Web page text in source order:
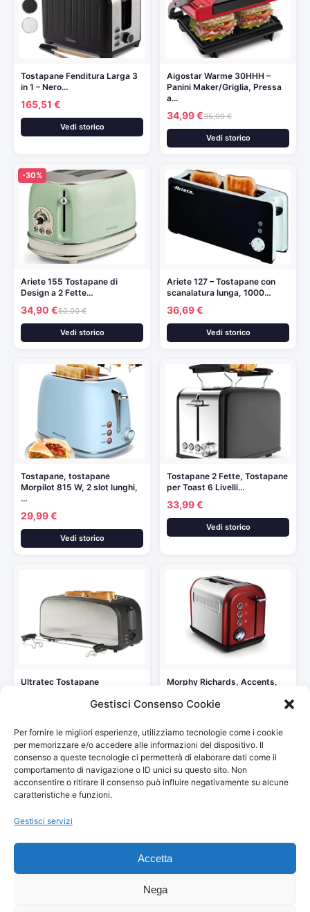
Gestisci Consenso Cookie
Per fornire le migliori esperienze, utilizziamo tecnologie come i cookie
per memorizzare e/o accedere alle informazioni del dispositivo. Il
consenso a queste tecnologie ci permetterà di elaborare dati come il
comportamento di navigazione o ID unici su questo sito. Non
acconsentire o ritirare il consenso può influire negativamente su alcune
caratteristiche e funzioni.
Gestisci servizi
Accetta
Nega
Tostapane Fenditura Larga 3
in 1 – Nero…
165,51 €
Vedi storico
Aigostar Warme 30HHH –
Panini Maker/Griglia, Pressa
a…
34,99 €35,99 €
Vedi storico
-30%
Ariete 155 Tostapane di
Design a 2 Fette…
34,90 €50,00 €
Vedi storico
Ariete 127 – Tostapane con
scanalatura lunga, 1000…
36,69 €
Vedi storico
Tostapane, tostapane
Morpilot 815 W, 2 slot lunghi,
…
29,99 €
Vedi storico
Tostapane 2 Fette, Tostapane
per Toast 6 Livelli…
33,99 €
Vedi storico
Ultratec Tostapane
1400 W, Nero/Argento
Vedi storico
Morphy Richards, Accents,
64,50 €
Vedi storico
© 2026Arredamento Vintage, Retrò
Partecipante al Programma di Affiliazione Amazon EU, un programma
potrebbero variare. Verifica sempre il prezzo finale su Amazon prima